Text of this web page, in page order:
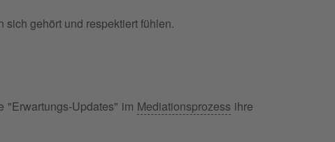
sich gehört und respektiert fühlen.
"Erwartungs-Updates" im Mediationsprozess ihre